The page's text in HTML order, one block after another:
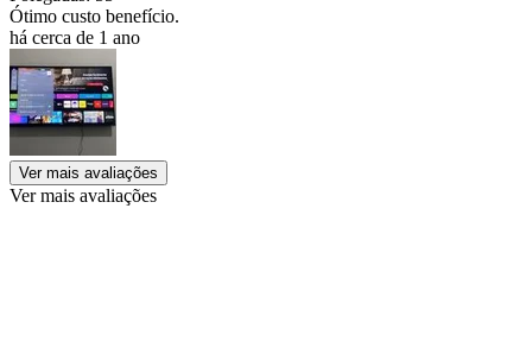
Ótimo custo benefício.
há cerca de 1 ano
Ver mais avaliações
Ver mais avaliações